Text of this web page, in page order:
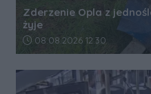
Zderzenie Opla z
żyje
Data dodania artykułu:
08.08.2026 12:30